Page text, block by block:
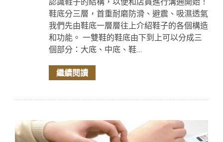
鞋底分三層，首重耐磨防滑、避震、吸濕透氣
我們先由鞋底一層層往上介紹鞋子的各個構造
和功能。 一雙鞋的鞋底由下到上可以分成三
個部分：大底、中底、鞋...
繼續閱讀